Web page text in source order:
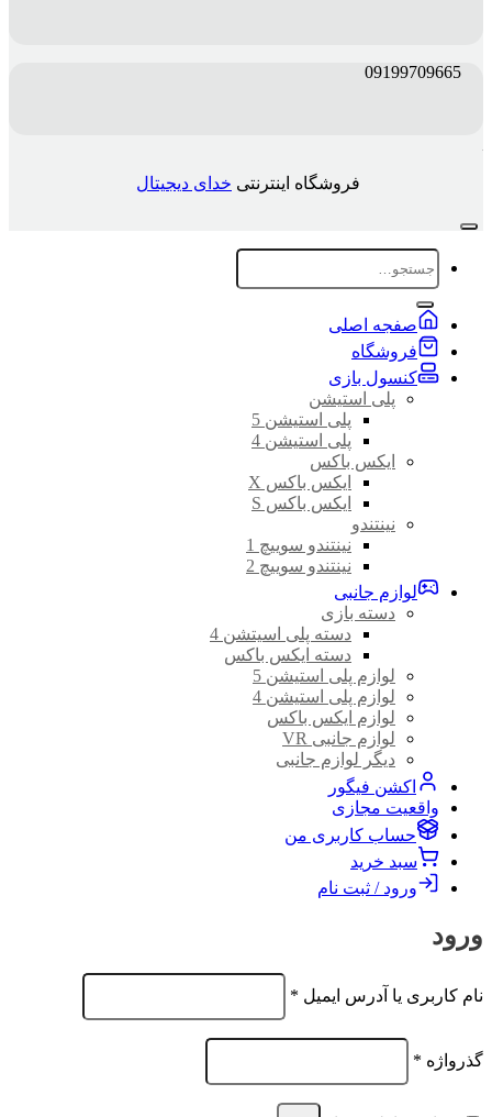
09199709665
فروشگاه اینترنتی خدای دیجیتال
جستجو
برای:
صفجه اصلی
فروشگاه
کنسول بازی
پلی استیشن
پلی استیشن 5
پلی استیشن 4
ایکس باکس
ایکس باکس X
ایکس باکس S
نینتندو
نینتندو سوییچ 1
نینتندو سوییچ 2
لوازم جانبی
دسته بازی
دسته پلی اسیتشن 4
دسته ایکس باکس
لوازم پلی استیشن 5
لوازم پلی استیشن 4
لوازم ایکس باکس
لوازم جانبی VR
دیگر لوازم جانبی
اکشن فیگور
واقعیت مجازی
حساب کاربری من
سبد خرید
ورود / ثبت نام
ورود
نام کاربری یا آدرس ایمیل *
الزامی
گذرواژه *
الزامی